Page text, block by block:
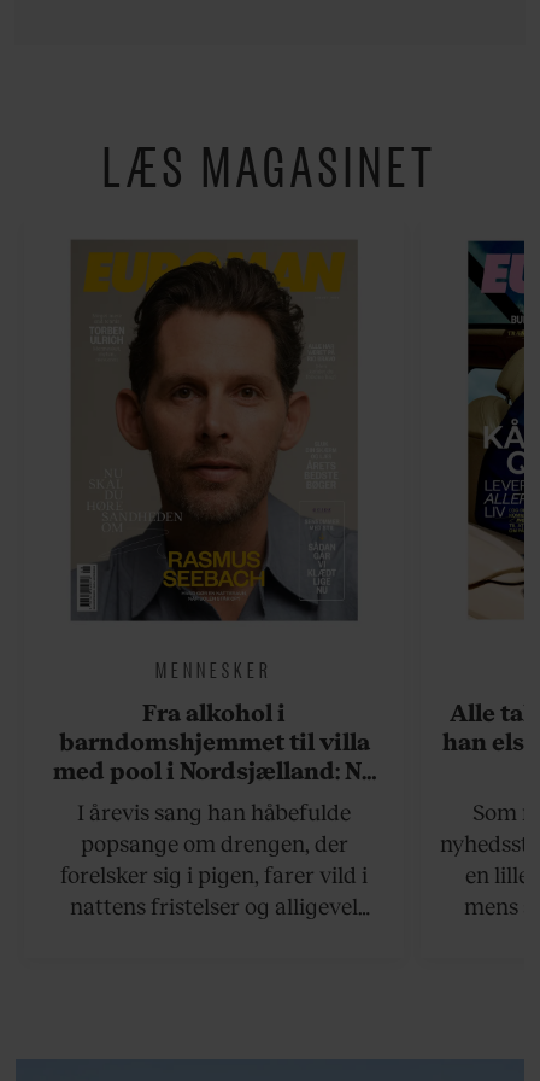
LÆS MAGASINET
MENNESKER
Fra alkohol i
barndomshjemmet til villa
med pool i Nordsjælland: Nu
skal du høre sandheden om
Rasmus Seebach
I årevis sang han håbefulde
popsange om drengen, der
forelsker sig i pigen, farer vild i
nattens fristelser og alligevel
Alle
han
Som
en lille
mens